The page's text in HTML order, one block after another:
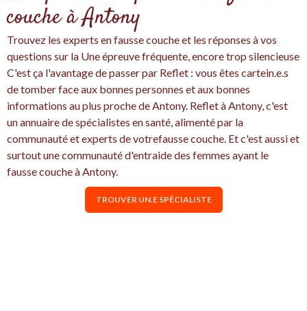
couche à Antony
Trouvez les experts en fausse couche et les réponses à vos
questions sur la Une épreuve fréquente, encore trop silencieuse
C'est ça l'avantage de passer par Reflet : vous êtes cartein.e.s
de tomber face aux bonnes personnes et aux bonnes
informations au plus proche de Antony. Reflet à Antony, c'est
un annuaire de spécialistes en santé, alimenté par la
communauté et experts de votrefausse couche. Et c'est aussi et
surtout une communauté d'entraide des femmes ayant le
fausse couche à Antony.
TROUVER UN.E SPÉCIALISTE